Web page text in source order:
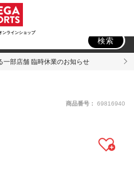
ンラインショップ
検索
一部店舗 臨時休業のお知らせ
商品番号： 69816940